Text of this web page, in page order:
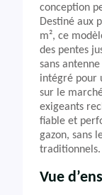
conception
Destiné aux
m², ce
des pentes
sans
intégré pour
sur le
exigeants
fiable et
gazon, sans
traditionnels.
Vue